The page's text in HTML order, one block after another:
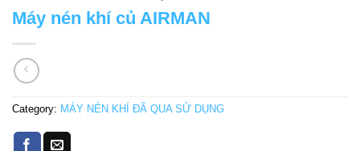
Máy nén khí củ AIRMAN
Category: MÁY NÉN KHÍ ĐÃ QUA SỬ DỤNG